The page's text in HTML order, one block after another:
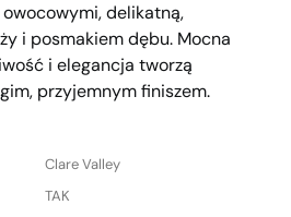
delikatną,
i posmakiem dębu. Mocna
i elegancja tworzą
przyjemnym finiszem.
Clare Valley
TAK